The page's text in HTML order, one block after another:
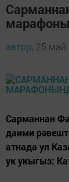
автор, 25 май
Сарманнан
даими
атнада ул
ук укыгыз: